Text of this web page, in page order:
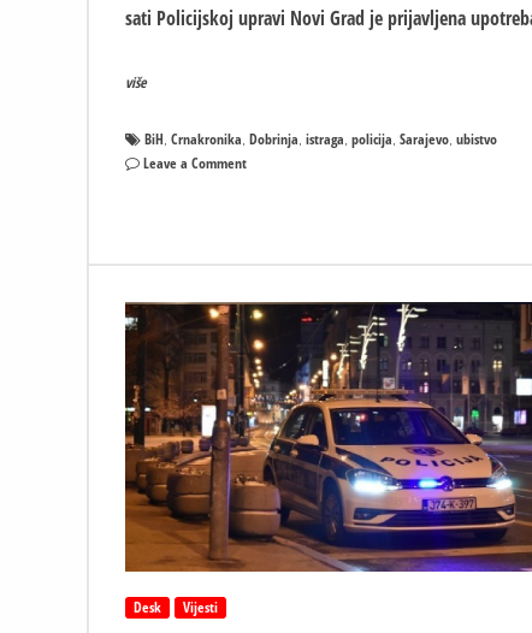
sati Policijskoj upravi Novi Grad je prijavljena
više
BiH Crnakronika Dobrinja istraga policija Sarajevo ubistvo
Leave a Commenton
otkrila
još
jedan
šok
detalj
Desk Vijesti